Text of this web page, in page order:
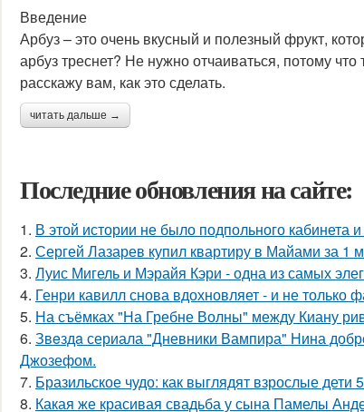
Введение
Арбуз – это очень вкусный и полезный фрукт,
арбуз треснет? Не нужно отчаиваться, потому
расскажу вам, как это сделать.
читать дальше →
Последние обновления на сайте:
1. В этой истории не было подпольного
2. Сергей Лазарев купил квартиру в Майами за 1
3. Луис Мигель и Мэрайя Кэри - одна из самых
4. Генри кавилл снова вдохновляет - и не только
5. На съёмках "На Гребне Волны" между Киану
6. Звeздa сериала "Дневники Вампира" Нина
Джозефом.
7. Бразильское чудо: как выглядят взрослые
8. Какая же красивая свадьба у сына Памелы